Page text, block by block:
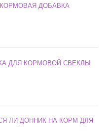
ДОБАВКА
ДЛЯ КОРМОВОЙ СВЕКЛЫ
ЛИ ДОННИК НА КОРМ ДЛЯ